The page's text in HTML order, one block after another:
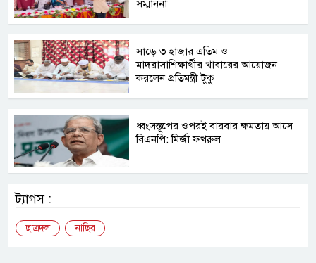
সম্মাননা
সাড়ে ৩ হাজার এতিম ও
মাদরাসাশিক্ষার্থীর খাবারের আয়োজন
করলেন প্রতিমন্ত্রী টুকু
ধ্বংসস্তূপের ওপরই বারবার ক্ষমতায় আসে
বিএনপি: মির্জা ফখরুল
ট্যাগস :
ছাত্রদল নাছির